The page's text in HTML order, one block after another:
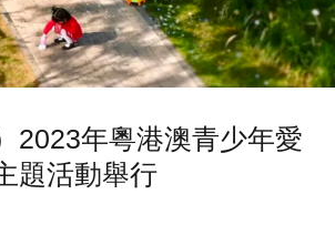
2023年粵港澳青少年愛
題活動舉行